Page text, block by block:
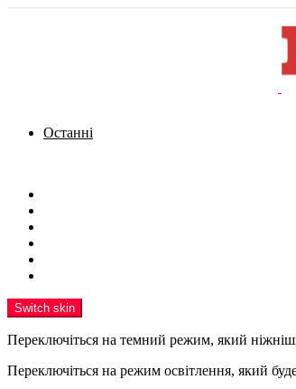
Останні
Switch skin
Переключіться на темний режим, який
Переключіться на режим освітлення, який